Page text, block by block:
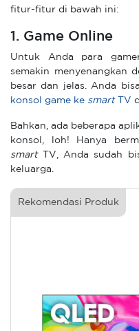
fitur-fitur di bawah ini:
1. Game Online
Untuk Anda para
semakin menyenangkan
besar dan jelas. Anda
konsol game ke smart TV
Bahkan, ada beberapa
konsol, loh! Hanya
smart
TV, Anda sudah
keluarga.
Rekomendasi Produk